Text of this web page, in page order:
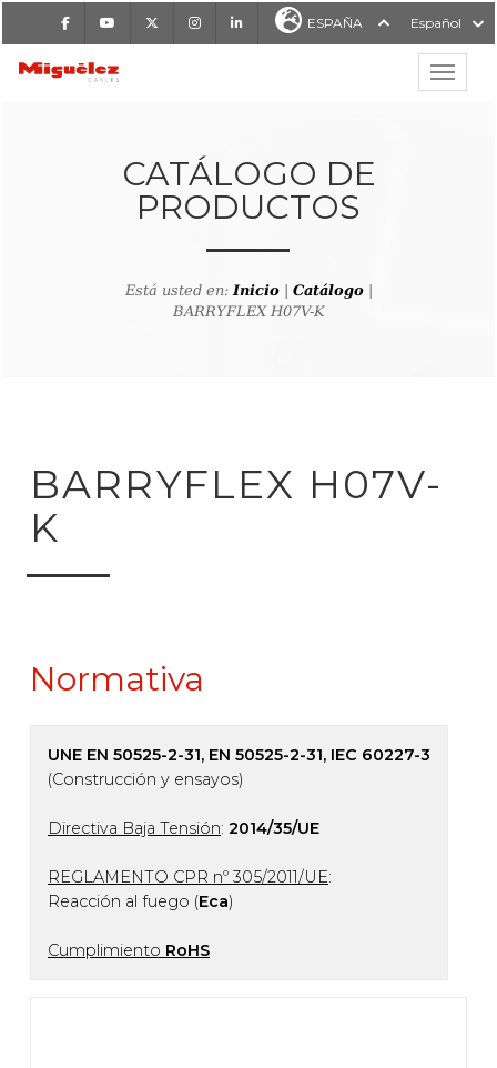
FacebookYoutube InstagramLinkedIn ESPAÑA Español
MIGUÉLEZ CABLES
CATÁLOGO DE
PRODUCTOS
Está usted en:Inicio| Catálogo|
BARRYFLEX H07V-K
al buscador de
BARRYFLEX H07V-
K
Normativa
UNE EN 50525-2-31, EN 50525-2-31, IEC 60227-3
(Construcción y ensayos)
Directiva Baja Tensión: 2014/35/UE
REGLAMENTO CPR nº 305/2011/UE:
Reacción al fuego (Eca)
Cumplimiento RoHS